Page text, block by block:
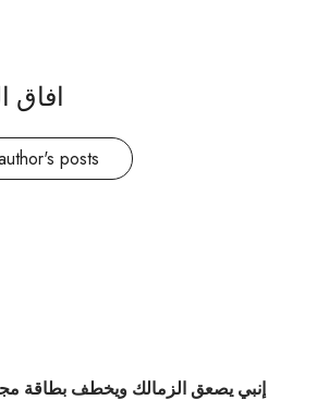
افاق
posts
إنبي يصعق الزمالك ويخطف بطاقة